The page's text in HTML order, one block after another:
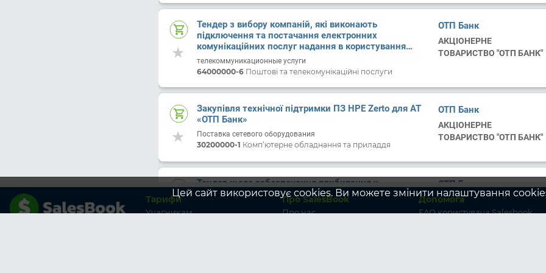
Тендер з вибору компаній, які виконають
підключення та постачання електронних
комунікаційних послуг надання в користування
каналів та доступу до мережі Інтернет.
телекоммуникационные услуги
64000000-6 Поштові та телекомунікаційні послуги
ОТП Банк
АКЦІОНЕРНЕ
ТОВАРИСТВО "ОТП БАНК"
Закупівля технічної підтримки ПЗ HPE Zerto для АТ
«ОТП Банк»
Поставка сетевого оборудования
30200000-1 Комп’ютерне обладнання та приладдя
ОТП Банк
АКЦІОНЕРНЕ
ТОВАРИСТВО "ОТП БАНК"
Тендер щодо забезпечення прибирання у
приміщеннях АТ «ОТП Банк»
ОТП Банк
АКЦІОНЕРНЕ
ТОВАРИСТВО "ОТП БАНК"
Тарифи
Учасникам
Про SalesBook
Про нас
Допомога
FAQ користувача Salesbook
Цей сайт використовує cookies. Ви можете змінити налаштування